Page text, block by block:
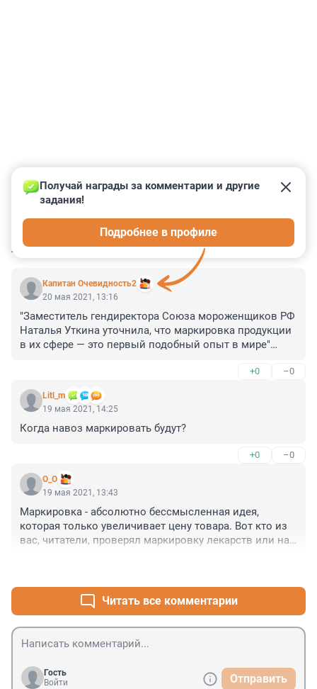
КОММЕНТАРИИ 31
Капитан Очевидность2
Получай награды за комментарии и другие
задания!
Подробнее в профиле
20 мая 2021, 13:16
"Заместитель гендиректора Союза мороженщиков РФ
Наталья Уткина уточнила, что маркировка продукции
в их сфере — это первый подобный опыт в мире"
Как обычно "НЕ ИМЕЕТ АНАЛОГОВ", как любит
главный говорить.
+0 –0
Litl_m
19 мая 2021, 14:25
Когда навоз маркировать будут?
+0 –0
O_O
19 мая 2021, 13:43
Маркировка - абсолютно бессмысленная идея,
которая только увеличивает цену товара. Вот кто из
вас, читатели, проверял маркировку лекарств или на
это товар. Но кто из реальных покупателей это
делает? И да, для тех, кто думает, что маркировка
товара хоть как-то повлияет на качество
продаваемых товаров - вы ошибаетесь. Вам продадут
такое же говно, как и раньше, только чуть дороже.
Читать все комментарии
Гость
Войти
Отправить